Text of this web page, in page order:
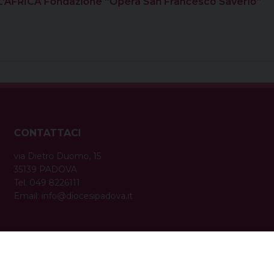
CONTATTACI
via Dietro Duomo, 15
35139 PADOVA
Tel. 049 8226111
Email: info@diocesipadova.it